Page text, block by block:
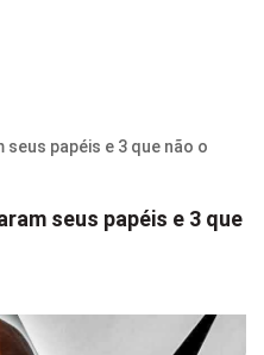
seus papéis e 3 que